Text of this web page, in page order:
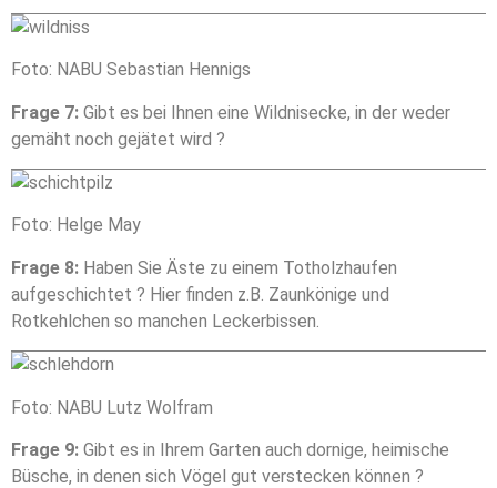
Foto: NABU Sebastian Hennigs
Frage 7: Gibt es bei Ihnen eine Wildnisecke, in der weder
gemäht noch gejätet wird ?
Foto: Helge May
Frage 8: Haben Sie Äste zu einem Totholzhaufen
aufgeschichtet ? Hier finden z.B. Zaunkönige und
Rotkehlchen so manchen Leckerbissen.
Foto: NABU Lutz Wolfram
Frage 9: Gibt es in Ihrem Garten auch dornige, heimische
Büsche, in denen sich Vögel gut verstecken können ?
diese
ablehnen,
einige
Funktionen
Website.
Marketing
Indem Sie uns Ihre
Interessen und Ihr
Verhalten beim
Website mitteilen,
Wahrscheinlichkeit,
Inhalte und
Angebote zu